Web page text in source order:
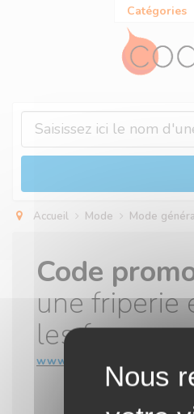
Catégories
Accueil Mode Mode
Code
une friperie
les
www.onceagain.fr
Panneau de gestion des cookies